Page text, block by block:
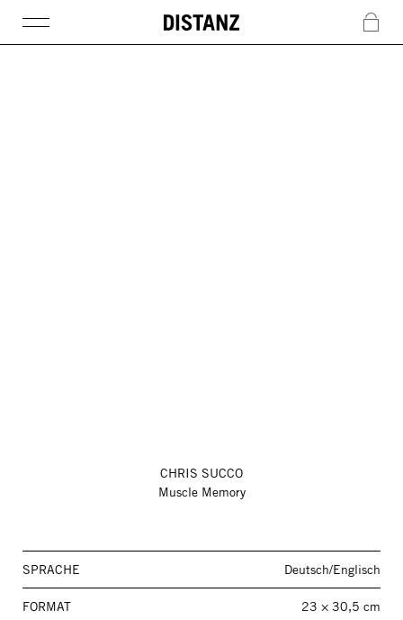
c
CHRIS SUCCO
Muscle Memory
SPRACHE Deutsch/Englisch
FORMAT 23 × 30,5 cm